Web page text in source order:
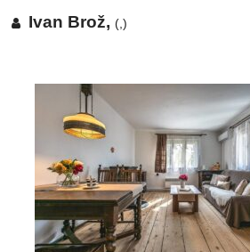
Ivan Brož, (,)